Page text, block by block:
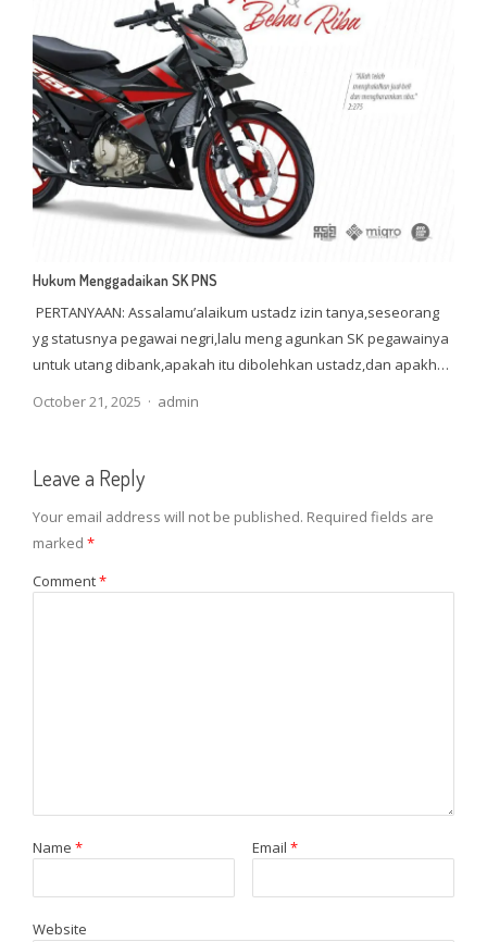
Hukum Menggadaikan SK PNS
PERTANYAAN: Assalamu’alaikum ustadz izin tanya,seseorang
yg statusnya pegawai negri,lalu meng agunkan SK pegawainya
untuk utang dibank,apakah itu dibolehkan ustadz,dan apakh…
October 21, 2025
Author
admin
Leave a Reply
Your email address will not be published. Required fields are
marked *
Comment*
Name * Email *
Website